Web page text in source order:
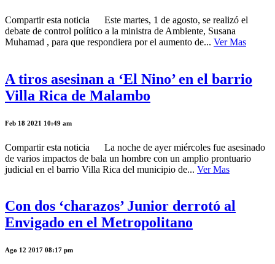
Compartir esta noticia Este martes, 1 de agosto, se realizó el
debate de control político a la ministra de Ambiente, Susana
Muhamad , para que respondiera por el aumento de... Ver Mas
A tiros asesinan a ‘El Nino’ en el barrio
Villa Rica de Malambo
Feb 18 2021 10:49 am
Compartir esta noticia La noche de ayer miércoles fue asesinado
de varios impactos de bala un hombre con un amplio prontuario
judicial en el barrio Villa Rica del municipio de... Ver Mas
Con dos ‘charazos’ Junior derrotó al
Envigado en el Metropolitano
Ago 12 2017 08:17 pm